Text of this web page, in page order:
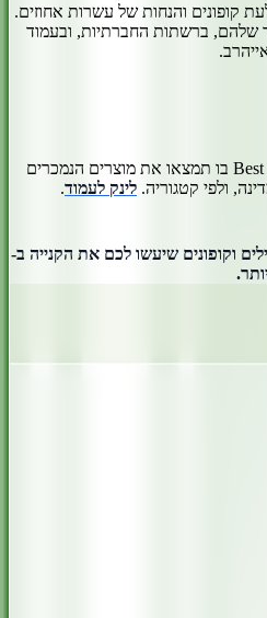
קופונים והנחות של עשרות אחוזים.
שלהם, ברשתות החברתיות, ובעמוד
באתר אייהרב קיים עמוד Best Sellers בו תמצאו את מוצרים הנמכרים
ולפי קטגוריה. לינק לעמוד.
וקופונים שיעשו לכם את הקנייה ב-